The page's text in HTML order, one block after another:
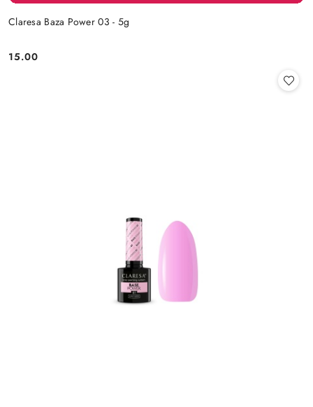
Claresa Baza Power 03 - 5g
Cena:
15.00